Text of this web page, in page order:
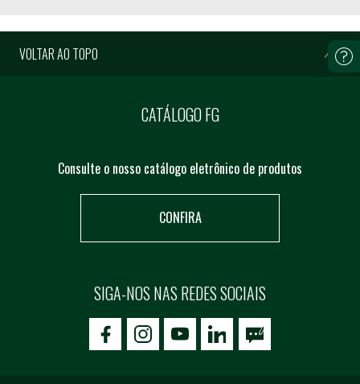
VOLTAR AO TOPO
CATÁLOGO FG
Consulte o nosso catálogo eletrônico de produtos
CONFIRA
SIGA-NOS NAS REDES SOCIAIS
icon-facebookicon-social02icon-social03